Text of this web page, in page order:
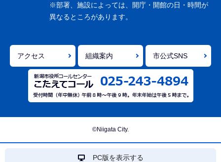
で
※部署、施設によっては、開庁・開館の日・時間が
異なるところがあります。
アクセス 組織案内 市公式SNS
©Niigata City.
PC版を表示する